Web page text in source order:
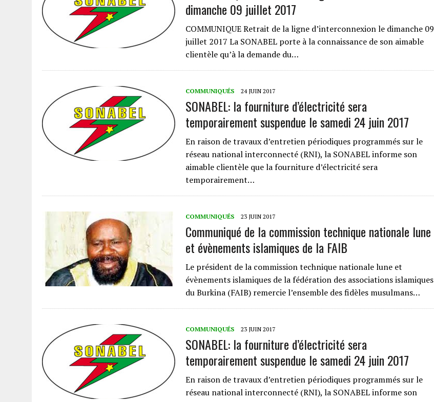
dimanche 09 juillet 2017
COMMUNIQUE Retrait de la ligne d’interconnexion le dimanche 09
juillet 2017 La SONABEL porte à la connaissance de son aimable
clientèle qu’à la demande du…
COMMUNIQUÉS 24 JUIN 2017
SONABEL: la fourniture d’électricité sera
temporairement suspendue le samedi 24 juin 2017
En raison de travaux d’entretien périodiques programmés sur le
réseau national interconnecté (RNI), la SONABEL informe son
aimable clientèle que la fourniture d’électricité sera
temporairement…
COMMUNIQUÉS 23 JUIN 2017
Communiqué de la commission technique nationale lune
et évènements islamiques de la FAIB
Le président de la commission technique nationale lune et
évènements islamiques de la fédération des associations islamiques
du Burkina (FAIB) remercie l’ensemble des fidèles musulmans…
COMMUNIQUÉS 23 JUIN 2017
SONABEL: la fourniture d’électricité sera
temporairement suspendue le samedi 24 juin 2017
En raison de travaux d’entretien périodiques programmés sur le
réseau national interconnecté (RNI), la SONABEL informe son